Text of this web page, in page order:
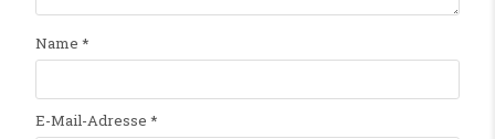
Name *
E-Mail-Adresse *